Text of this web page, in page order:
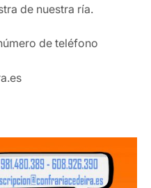
de nuestra ría.
de teléfono